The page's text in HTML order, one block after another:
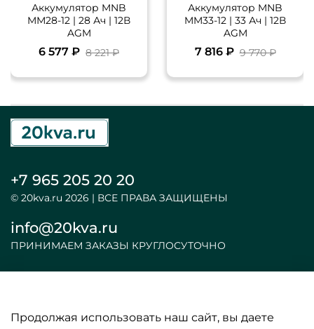
Аккумулятор MNB
MМ28-12 | 28 Ач | 12В
AGM
6 577 ₽ 8 221 ₽
Аккумулятор MNB
MM33-12 | 33 Ач | 12В
AGM
7 816 ₽ 9 770 ₽
ООО «АКБ и ИБП»
+7 965 205 20 20
© 20kva.ru 2026 | ВСЕ ПРАВА ЗАЩИЩЕНЫ
info@20kva.ru
ПРИНИМАЕМ ЗАКАЗЫ КРУГЛОСУТОЧНО
Продолжая использовать наш сайт, вы даете